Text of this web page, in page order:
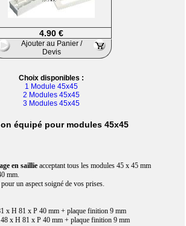
4.90 €
Ajouter au Panier /
Devis
Choix disponibles :
1 Module 45x45
2 Modules 45x45
3 Modules 45x45
équipé pour modules 45x45
en saillie acceptant tous les modules 45 x 45 mm
mm.
pour un aspect soigné de vos prises.
x H 81 x P 40 mm + plaque finition 9 mm
x H 81 x P 40 mm + plaque finition 9 mm